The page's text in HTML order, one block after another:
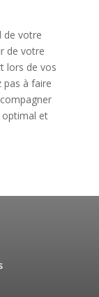
de votre
de votre
lors de vos
pas à faire
optimal et